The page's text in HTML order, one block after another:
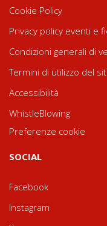
Cookie Policy
Privacy policy eventi e
Condizioni generali di
Termini di utilizzo del
Accessibilità
WhistleBlowing
Preferenze cookie
SOCIAL
Facebook
Instagram